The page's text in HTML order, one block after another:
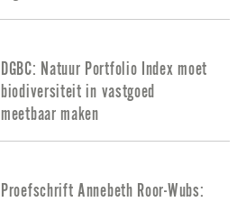
DGBC: Natuur Portfolio Index moet
biodiversiteit in vastgoed
meetbaar maken
Proefschrift Annebeth Roor-Wubs: